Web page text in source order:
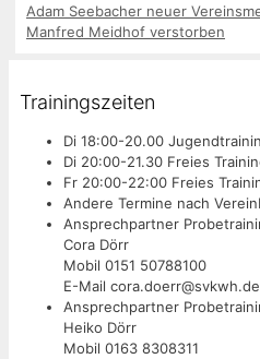
Adam Seebacher neuer
Manfred Meidhof verstorben
Trainingszeiten
Di 18:00-20.00
Di 20:00-21.30 Freies
Fr 20:00-22:00 Freies
Andere Termine nach
Ansprechpartner
Cora Dörr
Mobil 0151 50788100
E-Mail cora.doerr@svkwh.de
Ansprechpartner
Heiko Dörr
Mobil 0163 8308311